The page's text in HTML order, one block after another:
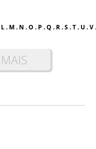
L. M. N .O . P .Q . R.S.T. U .V.